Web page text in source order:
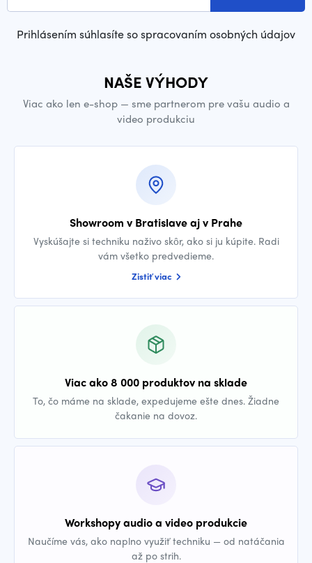
Prihlásením súhlasíte so spracovaním osobných údajov
NAŠE VÝHODY
Viac ako len e-shop — sme partnerom pre vašu audio a
video produkciu
Showroom v Bratislave aj v Prahe
Vyskúšajte si techniku naživo skôr, ako si ju kúpite. Radi
vám všetko predvedieme.
Zistiť viac
Viac ako 8 000 produktov na sklade
To, čo máme na sklade, expedujeme ešte dnes. Žiadne
čakanie na dovoz.
Workshopy audio a video produkcie
Naučíme vás, ako naplno využiť techniku — od natáčania
až po strih.